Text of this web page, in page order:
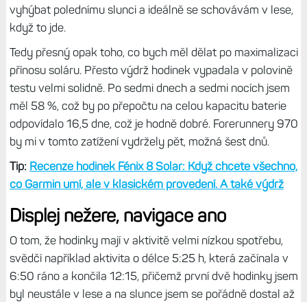
vyhýbat polednímu slunci a ideálně se schovávám v lese,
když to jde.
Tedy přesný opak toho, co bych měl dělat po maximalizaci
přínosu soláru. Přesto výdrž hodinek vypadala v polovině
testu velmi solidně. Po sedmi dnech a sedmi nocích jsem
měl 58 %, což by po přepočtu na celou kapacitu baterie
odpovídalo 16,5 dne, což je hodně dobré. Forerunnery 970
by mi v tomto zatížení vydržely pět, možná šest dnů.
Tip: Recenze hodinek Fénix 8 Solar: Když chcete všechno,
co Garmin umí, ale v klasickém provedení. A také výdrž
Displej nežere, navigace ano
O tom, že hodinky mají v aktivitě velmi nízkou spotřebu,
svědčí například aktivita o délce 5:25 h, která začínala v
6:50 ráno a končila 12:15, přičemž první dvě hodinky jsem
byl neustále v lese a na slunce jsem se pořádně dostal až